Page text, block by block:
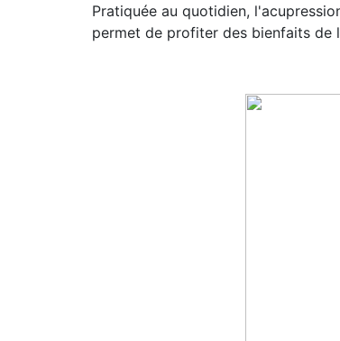
Pratiquée au quotidien,
permet de profiter des bienfaits de